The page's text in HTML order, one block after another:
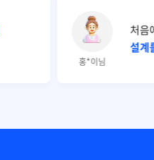
홍*이님
처음
설계